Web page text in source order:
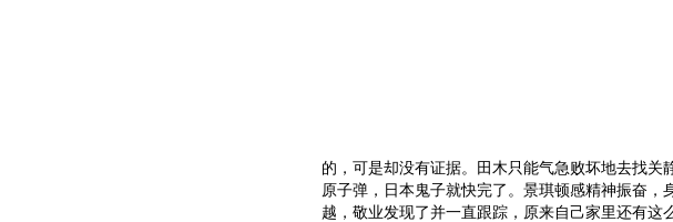
的，可是却没有证据。田木只能气急败坏地去找关
原子弹，日本鬼子就快完了。景琪顿感精神振奋
越，敬业发现了并一直跟踪，原来自己家里还有这